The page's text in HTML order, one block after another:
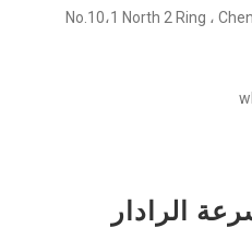
الرادار